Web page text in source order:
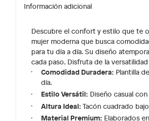
Información adicional
Descubre el confort y estilo que te
mujer moderna que busca
para tu día a día. Su diseño
cada paso. Disfruta de la
Comodidad Duradera: Plantilla
día.
Estilo Versátil: Diseño casual
Altura Ideal: Tacón cuadrado
Material Premium: Elaborados